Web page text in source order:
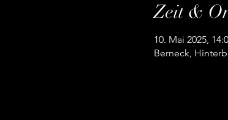
Zeit &
10. Mai 2025,
Berneck,